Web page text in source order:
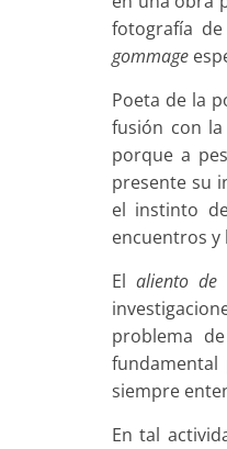
fotografía
gommage
Poeta de la
fusión con
porque a
presente su
el instinto
encuentros y
Elaliento de
problema
siempre
En tal